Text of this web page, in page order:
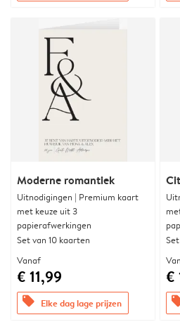
Moderne romantiek
Uitnodigingen | Premium kaart
met keuze uit 3
papierafwerkingen
Set van 10 kaarten
Vanaf
€ 11,99
offers Elke dag lage prijzen
€